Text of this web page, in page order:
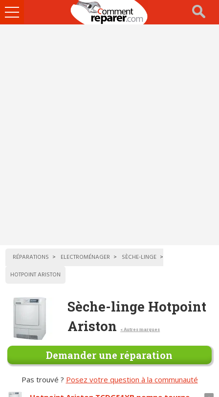
Ouvrir
le
RÉPARATIONS ELECTROMÉNAGER
SÈCHE-LINGE
HOTPOINT ARISTON
Sèche-linge Hotpoint
Ariston
< Autres marques
Demander une réparation
Pas trouvé ? Posez votre question à la communauté